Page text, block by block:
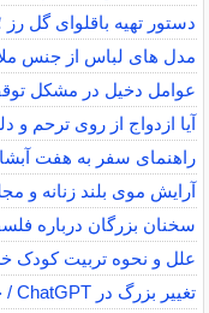
دستور تهیه باقلوای گل رز ؛
مدل های لباس از جنس
عوامل دخیل در مشکل
آیا ازدواج از روی ترحم
راهنمای سفر به هفت
آرایش موی بلند زنانه و
سخنان بزرگان درباره
علل و نحوه تربیت کودک
تغییر بزرگ در ChatGPT / چت متنی نامحدود و رایگان